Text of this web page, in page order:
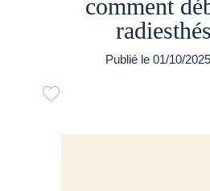
comment
Publié le 01/10/